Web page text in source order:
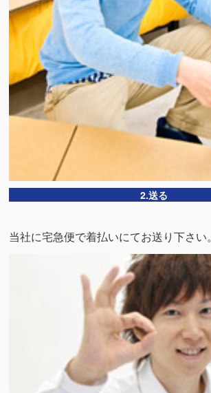
2.送る
当社に宅急便で着払いにてお送り下さい。